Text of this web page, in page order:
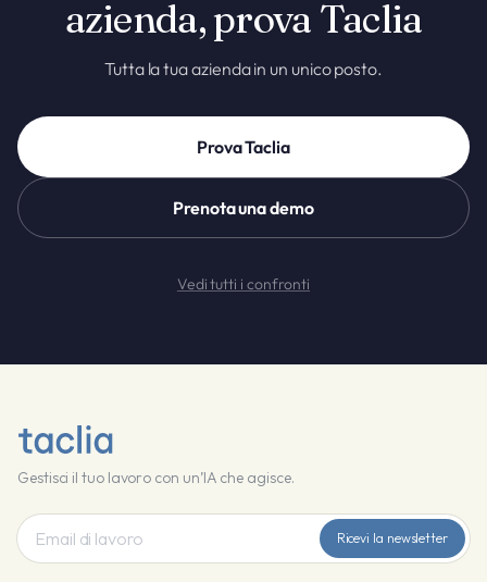
azienda, prova Taclia
Tutta la tua azienda in un unico posto.
Prova Taclia
Prenota una demo
Vedi tutti i confronti
Gestisci il tuo lavoro con un’IA che agisce.
Ricevi la newsletter